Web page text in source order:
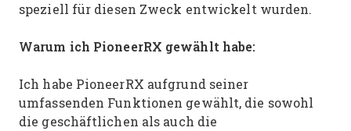
speziell für diesen Zweck entwickelt wurden.
Warum ich PioneerRX gewählt habe:
Ich habe PioneerRX aufgrund seiner
umfassenden Funktionen gewählt, die sowohl
die geschäftlichen als auch die